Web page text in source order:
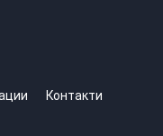
Контакти